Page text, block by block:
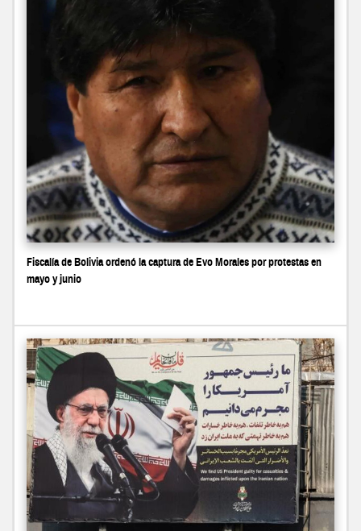
Fiscalía de Bolivia ordenó la captura de Evo Morales por protestas en
mayo y junio